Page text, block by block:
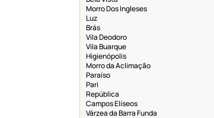
Morro Dos Ingleses
Luz
Brás
Vila Deodoro
Vila Buarque
Higienópolis
Morro da Aclimação
Paraíso
Pari
República
Campos Elíseos
Várzea da Barra Funda